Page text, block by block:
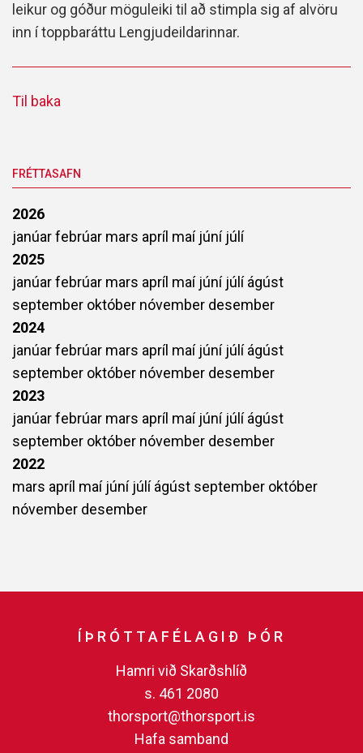
leikur og góður möguleiki til að stimpla sig af alvöru
inn í toppbaráttu Lengjudeildarinnar.
Til baka
FRÉTTASAFN
2026
janúarfebrúar mars apríl maí júní júlí
2025
janúarfebrúar mars apríl maí júní júlíágúst
september október nóvember desember
2024
janúarfebrúar mars apríl maí júní júlíágúst
september október nóvember desember
2023
janúarfebrúar mars apríl maí júní júlíágúst
september október nóvember desember
2022
mars apríl maí júní júlíágúst september október
nóvember desember
ÍÞRÓTTAFÉLAGIÐ ÞÓR
Hamri við Skarðshlíð
s. 461 2080
thorsport@thorsport.is
Hafa samband